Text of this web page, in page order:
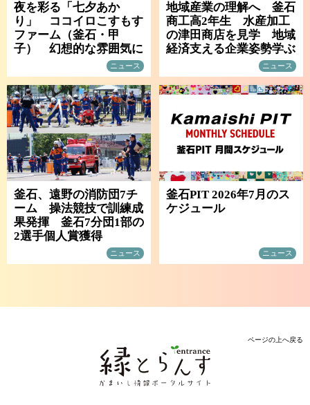
夜を彩る「七夕あか
り」 ココイロこすもす
ファーム（釜石・甲
子） 幻想的な雰囲気に
ニュース
地域産業の理解へ 釜石
商工高2年生 水産加工
の津田商店を見学 地域
経済支える企業姿勢学ぶ
ニュース
釜石、遠野の消防団7チ
ーム 操法競技で訓練成
果発揮 釜石7分団1部の
2選手個人賞獲得
ニュース
釜石PIT 2026年7月のス
ケジュール
ニュース
ページの上へ戻る